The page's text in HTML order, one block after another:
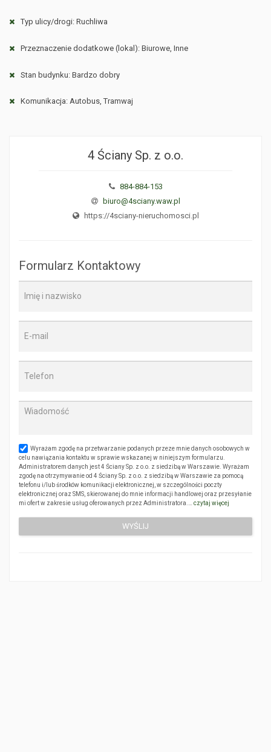
Typ ulicy/drogi: Ruchliwa
Przeznaczenie dodatkowe (lokal): Biurowe, Inne
Stan budynku: Bardzo dobry
Komunikacja: Autobus, Tramwaj
4 Ściany Sp. z o.o.
884-884-153
biuro@4sciany.waw.pl
https://4sciany-nieruchomosci.pl
Formularz Kontaktowy
Wyrażam zgodę na przetwarzanie podanych przeze mnie danych osobowych w
celu nawiązania kontaktu w sprawie wskazanej w niniejszym formularzu.
Administratorem danych jest 4 Ściany Sp. z o.o. z siedzibą w Warszawie. Wyrażam
zgodę na otrzymywanie od 4 Ściany Sp. z o.o. z siedzibą w Warszawie za pomocą
telefonu i/lub środków komunikacji elektronicznej, w szczególności poczty
elektronicznej oraz SMS, skierowanej do mnie informacji handlowej oraz przesyłanie
mi ofert w zakresie usług oferowanych przez Administratora.… czytaj więcej